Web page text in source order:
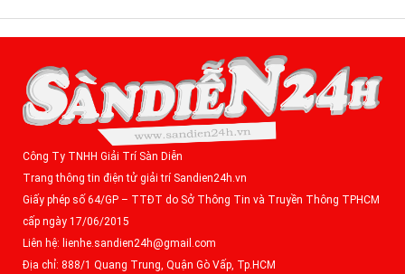
Công Ty TNHH Giải Trí Sàn Diễn
Trang thông tin điện tử giải trí Sandien24h.vn
Giấy phép số 64/GP – TTĐT do Sở Thông Tin và Truyền Thông TPHCM
cấp ngày 17/06/2015
Liên hệ: lienhe.sandien24h@gmail.com
Địa chỉ: 888/1 Quang Trung, Quận Gò Vấp, Tp.HCM